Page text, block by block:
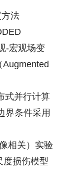
法
-宏观场变
式并行计算
界条件采用
相关）实验
度损伤模型